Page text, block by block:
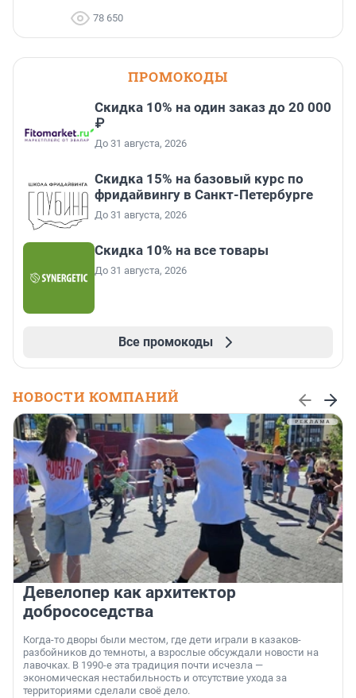
78 650
ПРОМОКОДЫ
Скидка 10% на один заказ до 20 000
₽
До 31 августа, 2026
Скидка 15% на базовый курс по
фридайвингу в Санкт-Петербурге
До 31 августа, 2026
Скидка 10% на все товары
До 31 августа, 2026
Все промокоды
НОВОСТИ КОМПАНИЙ
Девелопер как архитектор
добрососедства
Когда-то дворы были местом, где дети играли в казаков-
разбойников до темноты, а взрослые обсуждали новости на
лавочках. В 1990-е эта традиция почти исчезла —
экономическая нестабильность и отсутствие ухода за
территориями сделали своё дело.